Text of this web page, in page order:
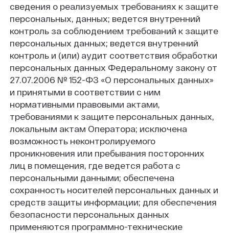
сведения о реализуемых требованиях к защите
персональных, данных; ведется внутренний
контроль за соблюдением требований к защите
персональных данных; ведется внутренний
контроль и (или) аудит соответствия обработки
персональных данных Федеральному закону от
27.07.2006 № 152-ФЗ «О персональных данных»
и принятыми в соответствии с ним
нормативными правовыми актами,
требованиями к защите персональных данных,
локальным актам Оператора; исключена
возможность неконтролируемого
проникновения или пребывания посторонних
лиц в помещения, где ведется работа с
персональными данными; обеспечена
сохранность носителей персональных данных и
средств защиты информации; для обеспечения
безопасности персональных данных
применяются программно-технические